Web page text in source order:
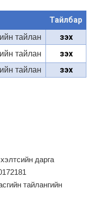
Тайлбар
тайлан
Үзэх
тайлан
Үзэх
тайлан Үзэх
дарга
тайлангийн